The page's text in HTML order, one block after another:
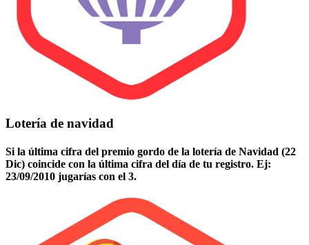
Lotería de navidad
Si la última cifra del premio gordo de la lotería de Navidad (22
Dic) coincide con la última cifra del día de tu registro. Ej:
23/09/2010 jugarías con el 3.